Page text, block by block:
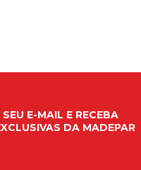
E-MAIL E RECEBA
DA MADEPAR